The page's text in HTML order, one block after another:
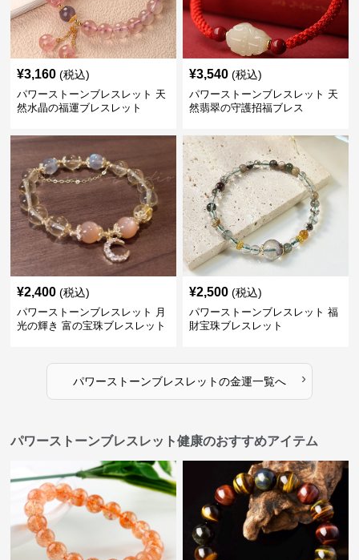
¥3,160 (税込)
パワーストーンブレスレット 天
然水晶の福運ブレスレット
¥3,540 (税込)
パワーストーンブレスレット 天
然翡翠の守護招福ブレス
¥2,400 (税込)
パワーストーンブレスレット 月
光の輝き 富の宝珠ブレスレット
¥2,500 (税込)
パワーストーンブレスレット 福
財宝珠ブレスレット
パワーストーンブレスレットの金運一覧へ ›
パワーストーンブレスレット健康のおすすめアイテム